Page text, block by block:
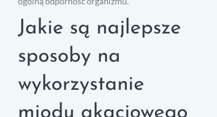
Jakie są najlepsze
sposoby na
wykorzystanie